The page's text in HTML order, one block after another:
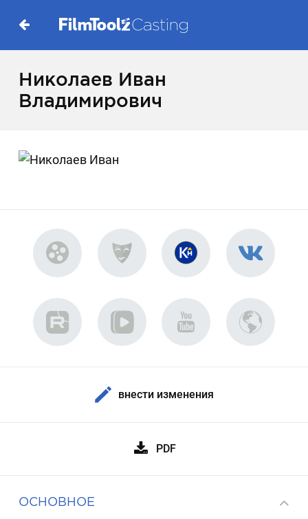
Николаев Иван
Владимирович
внести изменения
PDF
ОСНОВНОЕ